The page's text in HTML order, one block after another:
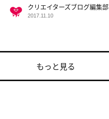
クリエイターズブログ編集部
2017.11.10
もっと見る